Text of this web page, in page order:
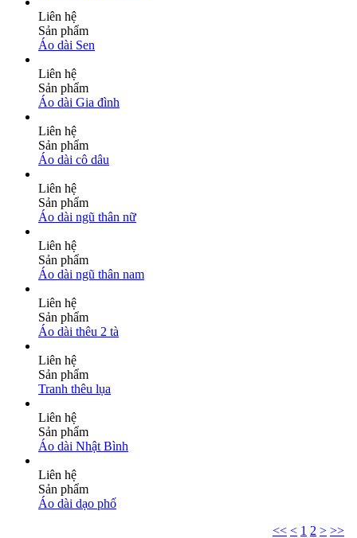
Liên hệ
Sản phẩm
Áo dài Sen
Liên hệ
Sản phẩm
Áo dài Gia đình
Liên hệ
Sản phẩm
Áo dài cô dâu
Liên hệ
Sản phẩm
Áo dài ngũ thân nữ
Liên hệ
Sản phẩm
Áo dài ngũ thân nam
Liên hệ
Sản phẩm
Áo dài thêu 2 tà
Liên hệ
Sản phẩm
Tranh thêu lụa
Liên hệ
Sản phẩm
Áo dài Nhật Bình
Liên hệ
Sản phẩm
Áo dài dạo phố
<< < 1 2 > >>